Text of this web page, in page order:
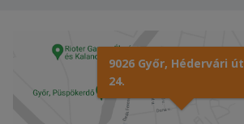
9026 Győr, Hédervári út
24.